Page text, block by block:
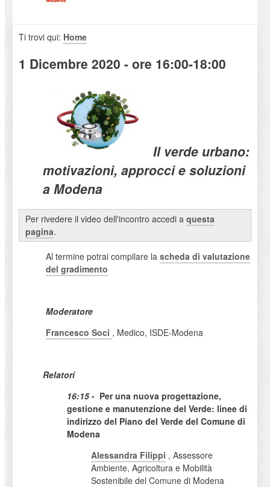
Ti trovi qui: Home
1 Dicembre 2020 - ore 16:00-18:00
Il verde urbano:
motivazioni, approcci e soluzioni
a Modena
Per rivedere il video dell'incontro accedi a questa
pagina.
Al termine potrai compilare lascheda di valutazione
del gradimento
Moderatore
Francesco Soci , Medico, ISDE-Modena
Relatori
16:15- Per una nuova progettazione,
gestione e manutenzione del Verde: linee di
indirizzo del Piano del Verde del Comune di
Modena
Alessandra Filippi , Assessore
Ambiente, Agricoltura e Mobilità
Sostenibile del Comune di Modena